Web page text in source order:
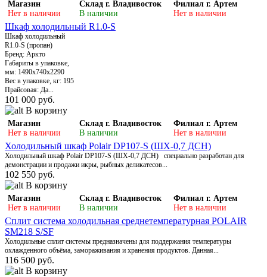
Магазин
Нет в наличии
Склад г. Владивосток
В наличии
Филиал г. Артем
Нет в наличии
Шкаф холодильный R1.0-S
Шкаф холодильный
R1.0-S (пропан)
Бренд: Аркто
Габариты в упаковке,
мм: 1490x740x2290
Вес в упаковке, кг: 195
Прайсовая: Дa...
101 000 руб.
В корзину
Магазин
Нет в наличии
Склад г. Владивосток
В наличии
Филиал г. Артем
Нет в наличии
Холодильный шкаф Polair DP107-S (ШХ-0,7 ДСН)
Холодильный шкаф Polair DP107-S (ШХ-0,7 ДСН) специально разработан для
демонстрации и продажи икры, рыбных деликатесов...
102 550 руб.
В корзину
Магазин
Нет в наличии
Склад г. Владивосток
В наличии
Филиал г. Артем
Нет в наличии
Сплит система холодильная среднетемпературная POLAIR
SM218 S/SF
Холодильные сплит системы предназначены для поддержания температуры
охлажденного объёма, замораживания и хранения продуктов. Данная...
116 500 руб.
В корзину